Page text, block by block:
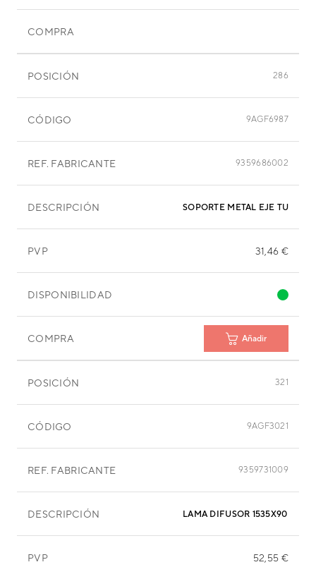
COMPRA
POSICIÓN 286
CÓDIGO 9AGF6987
REF. FABRICANTE 9359686002
DESCRIPCIÓN SOPORTE METAL EJE TURBINA
PVP 31,46 €
DISPONIBILIDAD
COMPRA Añadir
POSICIÓN 321
CÓDIGO 9AGF3021
REF. FABRICANTE 9359731009
DESCRIPCIÓN LAMA DIFUSOR 1535X90 MM
PVP 52,55 €